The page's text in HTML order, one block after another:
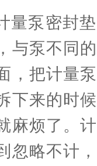
泵密封垫
与泵不同
，把计量
下来的时
麻烦了。
忽略不计